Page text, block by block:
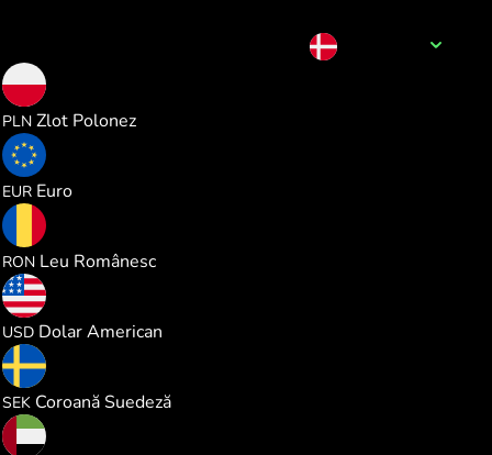
PLN Zlot Polonez
EUR Euro
RON Leu Românesc
USD Dolar American
SEK Coroană Suedeză